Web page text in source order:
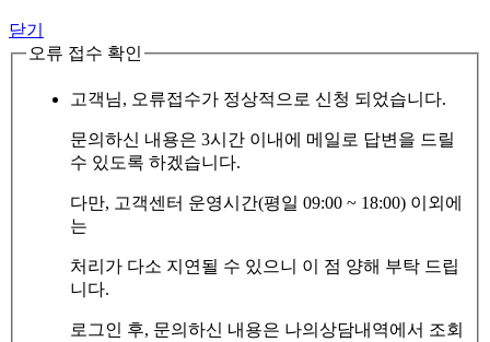
닫기
오류 접수 확인
고객님, 오류접수가 정상적으로 신청 되었습니다.
문의하신 내용은 3시간 이내에 메일로 답변을 드릴
수 있도록 하겠습니다.
다만, 고객센터 운영시간(평일 09:00 ~ 18:00) 이외에
는
처리가 다소 지연될 수 있으니 이 점 양해 부탁 드립
니다.
로그인 후, 문의하신 내용은 나의상담내역에서 조회